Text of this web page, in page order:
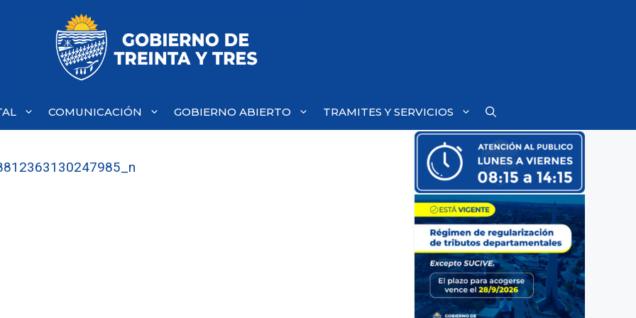
COMUNICACIÓN GOBIERNO ABIERTO TRAMITES Y SERVICIOS